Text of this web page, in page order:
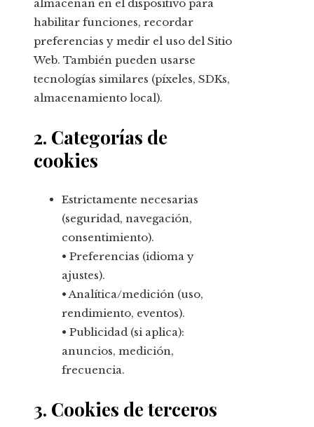
almacenan en el dispositivo para
habilitar funciones, recordar
preferencias y medir el uso del Sitio
Web. También pueden usarse
tecnologías similares (píxeles, SDKs,
almacenamiento local).
2. Categorías de
cookies
Estrictamente necesarias
(seguridad, navegación,
consentimiento).
• Preferencias (idioma y
ajustes).
• Analítica/medición (uso,
rendimiento, eventos).
• Publicidad (si aplica):
anuncios, medición,
frecuencia.
3. Cookies de terceros